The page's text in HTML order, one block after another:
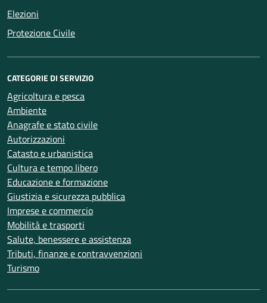
Elezioni
Protezione Civile
CATEGORIE DI SERVIZIO
Agricoltura e pesca
Ambiente
Anagrafe e stato civile
Autorizzazioni
Catasto e urbanistica
Cultura e tempo libero
Educazione e formazione
Giustizia e sicurezza pubblica
Imprese e commercio
Mobilità e trasporti
Salute, benessere e assistenza
Tributi, finanze e contravvenzioni
Turismo